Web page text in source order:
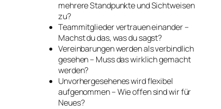
mehrere Standpunkte und Sichtweisen
zu?
Teammitglieder vertrauen einander –
Machst du das, was du sagst?
Vereinbarungen werden als verbindlich
gesehen – Muss das wirklich gemacht
werden?
Unvorhergesehenes wird flexibel
aufgenommen – Wie offen sind wir für
Neues?